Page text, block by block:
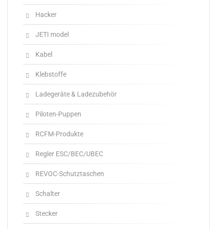
Hacker
JETI model
Kabel
Klebstoffe
Ladegeräte & Ladezubehör
Piloten-Puppen
RCFM-Produkte
Regler ESC/BEC/UBEC
REVOC-Schutztaschen
Schalter
Stecker